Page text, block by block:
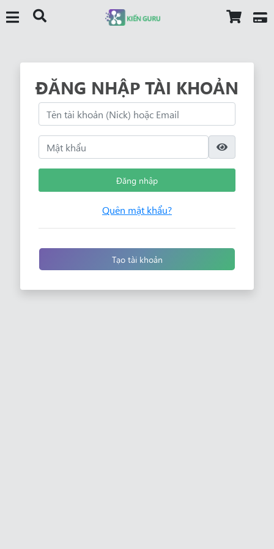
ĐĂNG NHẬP TÀI KHOẢN
Đăng nhập
Quên mật khẩu?
Tạo tài khoản